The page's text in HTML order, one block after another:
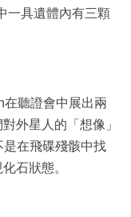
一具遺體內有三顆
聽證會中展出兩
外星人的「想像」
在飛碟殘骸中找
石狀態。